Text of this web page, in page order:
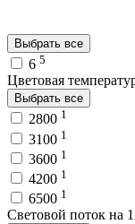
Выбрать все
6 5
Цветовая
Выбрать все
2800 1
3100 1
3600 1
4200 1
6500 1
Световой поток на